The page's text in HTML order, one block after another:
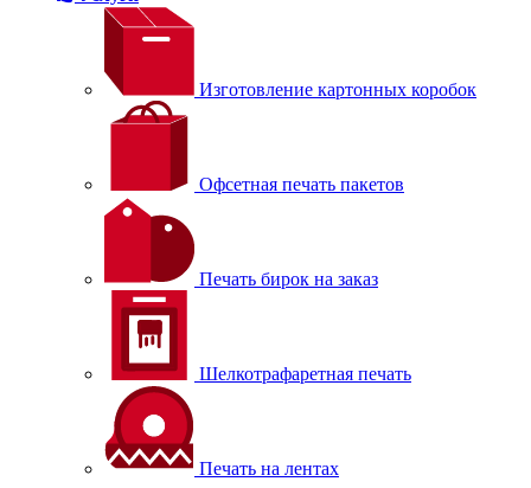
Изготовление картонных коробок
Офсетная печать пакетов
Печать бирок на заказ
Шелкотрафаретная печать
Печать на лентах